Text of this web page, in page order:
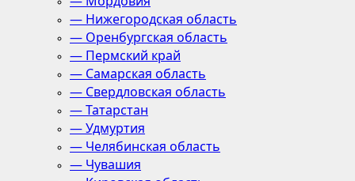
— Нижегородская область
— Оренбургская область
— Пермский край
— Самарская область
— Свердловская область
— Татарстан
— Удмуртия
— Челябинская область
— Чувашия